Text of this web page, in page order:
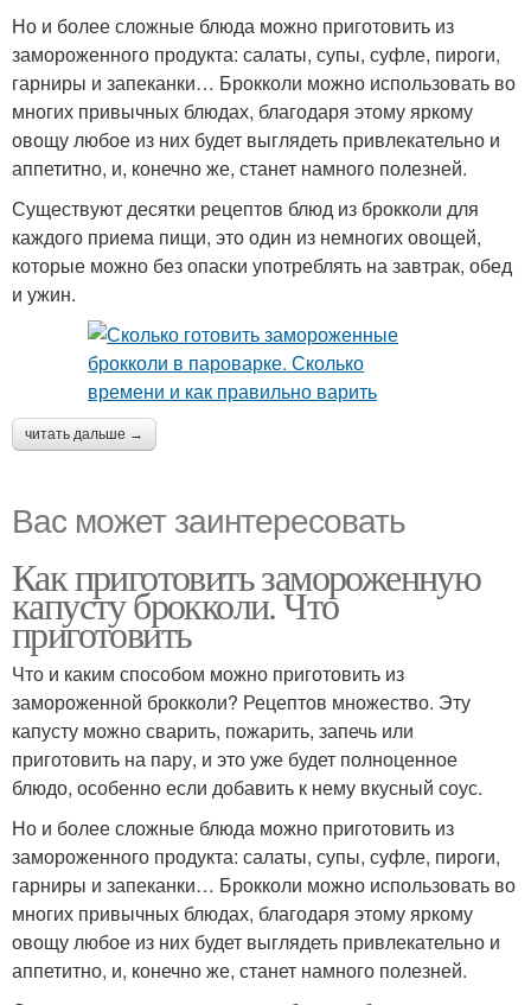
Но и более сложные блюда можно приготовить из
замороженного продукта: салаты, супы, суфле, пироги,
гарниры и запеканки… Брокколи можно использовать во
многих привычных блюдах, благодаря этому яркому
овощу любое из них будет выглядеть привлекательно и
аппетитно, и, конечно же, станет намного полезней.
Существуют десятки рецептов блюд из брокколи для
каждого приема пищи, это один из немногих овощей,
которые можно без опаски употреблять на завтрак, обед
и ужин.
читать дальше →
Вас может заинтересовать
Как приготовить замороженную
капусту брокколи. Что
приготовить
Что и каким способом можно приготовить из
замороженной брокколи? Рецептов множество. Эту
капусту можно сварить, пожарить, запечь или
приготовить на пару, и это уже будет полноценное
блюдо, особенно если добавить к нему вкусный соус.
Но и более сложные блюда можно приготовить из
замороженного продукта: салаты, супы, суфле, пироги,
гарниры и запеканки… Брокколи можно использовать во
многих привычных блюдах, благодаря этому яркому
овощу любое из них будет выглядеть привлекательно и
аппетитно, и, конечно же, станет намного полезней.